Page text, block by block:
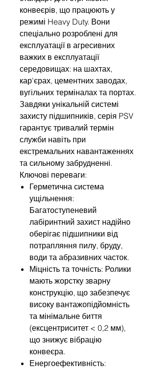
конвеєрів, що працюють у
режимі Heavy Duty. Вони
спеціально розроблені для
експлуатації в агресивних
важких в експлуатації
середовищах: на шахтах,
кар'єрах, цементних заводах,
вугільних терміналах та портах.
Завдяки унікальній системі
захисту підшипників, серія PSV
гарантує тривалий термін
служби навіть при
екстремальних навантаженнях
та сильному забрудненні.
Ключові переваги:
Герметична система
ущільнення:
Багатоступеневий
лабіринтний захист надійно
оберігає підшипники від
потрапляння пилу, бруду,
води та абразивних часток.
Міцність та точність: Ролики
мають жорстку зварну
конструкцію, що забезпечує
високу вантажопідйомність
та мінімальне биття
(ексцентриситет < 0,2 мм),
що знижує вібрацію
конвеєра.
Енергоефективність: